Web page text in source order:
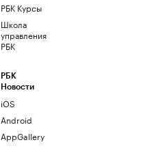
РБК Курсы
Школа
управления
РБК
РБК
Новости
iOS
Android
AppGallery